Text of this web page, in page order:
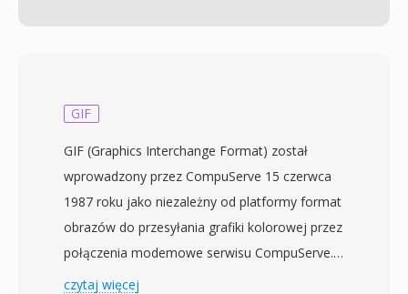
GIF
GIF (Graphics Interchange Format) został
wprowadzony przez CompuServe 15 czerwca
1987 roku jako niezależny od platformy format
obrazów do przesyłania grafiki kolorowej przez
połączenia modemowe serwisu CompuServe.
Format wykorzystuje bezstratną kompresję
czytaj więcej